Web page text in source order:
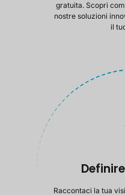
gratuita. Scopri
nostre soluzioni
il
Raccontaci la tua